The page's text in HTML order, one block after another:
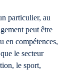
particulier, au
peut être
en compétences,
le secteur
le sport,